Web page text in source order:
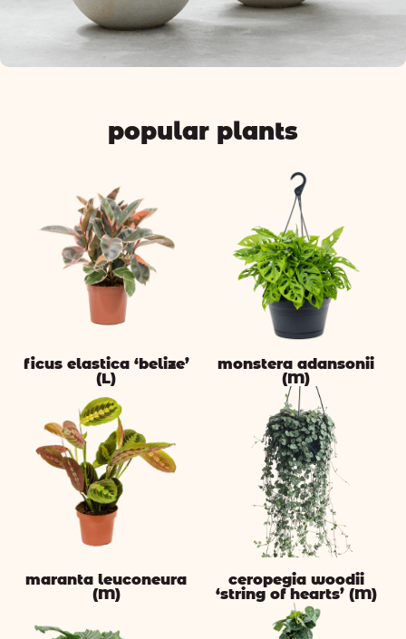
popular plants
ficus elastica ‘belize’
(L)
monstera adansonii
(M)
maranta leuconeura
(M)
ceropegia woodii
‘string of hearts’ (M)